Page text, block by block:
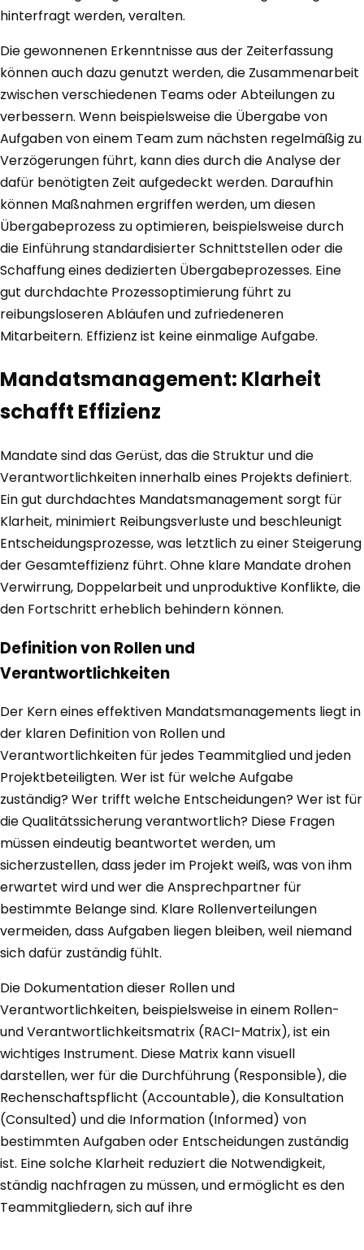
hinterfragt werden, veralten.
Die gewonnenen Erkenntnisse aus der Zeiterfassung
können auch dazu genutzt werden, die Zusammenarbeit
zwischen verschiedenen Teams oder Abteilungen zu
verbessern. Wenn beispielsweise die Übergabe von
Aufgaben von einem Team zum nächsten regelmäßig zu
Verzögerungen führt, kann dies durch die Analyse der
dafür benötigten Zeit aufgedeckt werden. Daraufhin
können Maßnahmen ergriffen werden, um diesen
Übergabeprozess zu optimieren, beispielsweise durch
die Einführung standardisierter Schnittstellen oder die
Schaffung eines dedizierten Übergabeprozesses. Eine
gut durchdachte Prozessoptimierung führt zu
reibungsloseren Abläufen und zufriedeneren
Mitarbeitern. Effizienz ist keine einmalige Aufgabe.
Mandatsmanagement: Klarheit
schafft Effizienz
Mandate sind das Gerüst, das die Struktur und die
Verantwortlichkeiten innerhalb eines Projekts definiert.
Ein gut durchdachtes Mandatsmanagement sorgt für
Klarheit, minimiert Reibungsverluste und beschleunigt
Entscheidungsprozesse, was letztlich zu einer Steigerung
der Gesamteffizienz führt. Ohne klare Mandate drohen
Verwirrung, Doppelarbeit und unproduktive Konflikte, die
den Fortschritt erheblich behindern können.
Definition von Rollen und
Verantwortlichkeiten
Der Kern eines effektiven Mandatsmanagements liegt in
der klaren Definition von Rollen und
Verantwortlichkeiten für jedes Teammitglied und jeden
Projektbeteiligten. Wer ist für welche Aufgabe
zuständig? Wer trifft welche Entscheidungen? Wer ist für
die Qualitätssicherung verantwortlich? Diese Fragen
müssen eindeutig beantwortet werden, um
sicherzustellen, dass jeder im Projekt weiß, was von ihm
erwartet wird und wer die Ansprechpartner für
bestimmte Belange sind. Klare Rollenverteilungen
vermeiden, dass Aufgaben liegen bleiben, weil niemand
sich dafür zuständig fühlt.
Die Dokumentation dieser Rollen und
Verantwortlichkeiten, beispielsweise in einem Rollen-
und Verantwortlichkeitsmatrix (RACI-Matrix), ist ein
wichtiges Instrument. Diese Matrix kann visuell
darstellen, wer für die Durchführung (Responsible), die
Rechenschaftspflicht (Accountable), die Konsultation
(Consulted) und die Information (Informed) von
bestimmten Aufgaben oder Entscheidungen zuständig
ist. Eine solche Klarheit reduziert die Notwendigkeit,
ständig nachfragen zu müssen, und ermöglicht es den
Teammitgliedern, sich auf ihre